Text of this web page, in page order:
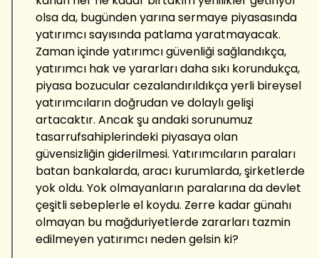
olsa da, bugünden yarına sermaye piyasasında
yatırımcı sayısında patlama yaratmayacak.
Zaman içinde yatırımcı güvenliği sağlandıkça,
yatırımcı hak ve yararları daha sıkı korundukça,
piyasa bozucular cezalandırıldıkça yerli bireysel
yatırımcıların doğrudan ve dolaylı gelişi
artacaktır. Ancak şu andaki sorunumuz
tasarrufsahiplerindeki piyasaya olan
güvensizliğin giderilmesi. Yatırımcıların paraları
batan bankalarda, aracı kurumlarda, şirketlerde
yok oldu. Yok olmayanların paralarına da devlet
çeşitli sebeplerle el koydu. Zerre kadar günahı
olmayan bu mağduriyetlerde zararları tazmin
edilmeyen yatırımcı neden gelsin ki?